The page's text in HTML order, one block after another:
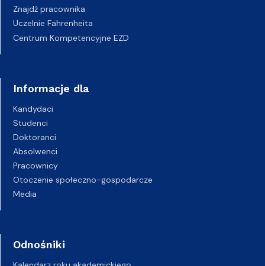
Znajdź pracownika
Uczelnie Fahrenheita
Centrum Kompetencyjne EZD
Informacje dla
Kandydaci
Studenci
Doktoranci
Absolwenci
Pracownicy
Otoczenie społeczno-gospodarcze
Media
Odnośniki